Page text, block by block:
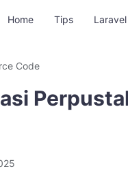
Home Tips Laravel
Code